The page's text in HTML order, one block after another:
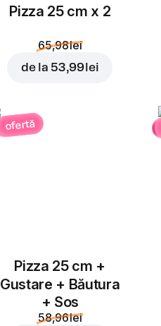
Pizza 25 cm x 2
65,98 lei
de la 53,99 lei
ofertă
Pizza 25 cm +
Gustare + Băutura
+ Sos
58,96 lei